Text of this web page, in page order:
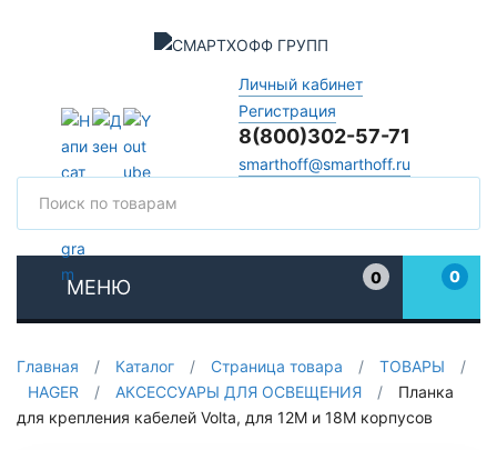
Личный кабинет
Регистрация
8(800)302-57-71
smarthoff@smarthoff.ru
МЕНЮ
0
0
Главная / Каталог / Страница товара / ТОВАРЫ
/
HAGER
/ АКСЕССУАРЫ ДЛЯ ОСВЕЩЕНИЯ /
Планка
для крепления кабелей Volta, для 12М и 18М корпусов